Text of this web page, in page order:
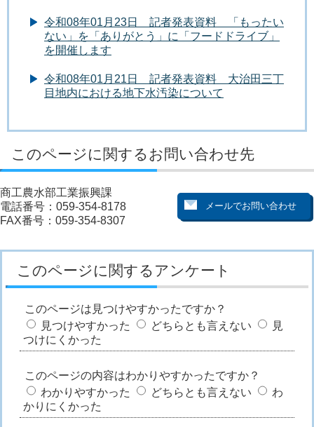
令和08年01月23日 記者発表資料 「もったい
ない」を「ありがとう」に「フードドライブ」
を開催します
令和08年01月21日 記者発表資料 大治田三丁
目地内における地下水汚染について
このページに関するお問い合わせ先
商工農水部工業振興課
電話番号：059-354-8178
FAX番号：059-354-8307
このページに関するアンケート
このページは見つけやすかったですか？
見つけやすかった
どちらとも言えない
見
つけにくかった
このページの内容はわかりやすかったですか？
わかりやすかった
どちらとも言えない
わ
かりにくかった